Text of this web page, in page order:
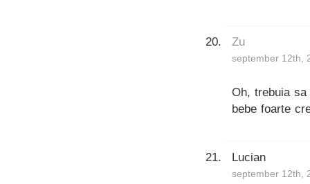
Zu
september 12th,
Oh, trebuia
bebe foarte
Lucian
september 12th,